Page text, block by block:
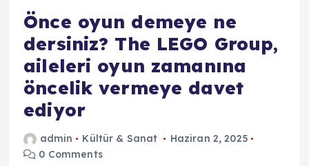
Önce oyun demeye ne
dersiniz? The LEGO Group,
aileleri oyun zamanına
öncelik vermeye davet
ediyor
admin Kültür & Sanat
Haziran 2, 2025
0 Comments